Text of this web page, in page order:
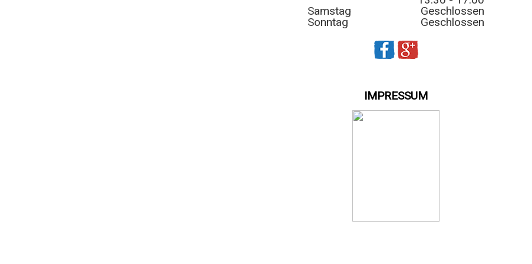
Samstag
Geschlossen
Sonntag
Geschlossen
IMPRESSUM